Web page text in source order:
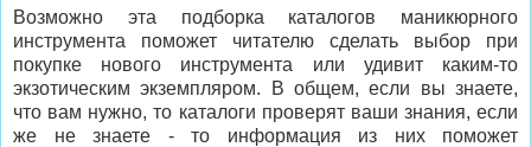
Возможно эта подборка каталогов маникюрного
инструмента поможет читателю сделать выбор при
покупке нового инструмента или удивит каким-то
экзотическим экземпляром. В общем, если вы знаете,
что вам нужно, то каталоги проверят ваши знания, если
же не знаете - то информация из них поможет